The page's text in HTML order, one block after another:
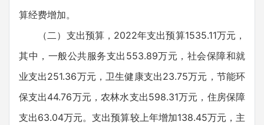
算经费增加。
（二）支出预算，2022年支出预算1535.11万元，
其中，一般公共服务支出553.89万元，社会保障和就
业支出251.36万元，卫生健康支出23.75万元，节能环
保支出44.76万元，农林水支出598.31万元，住房保障
支出63.04万元。支出预算较上年增加138.45万元，主